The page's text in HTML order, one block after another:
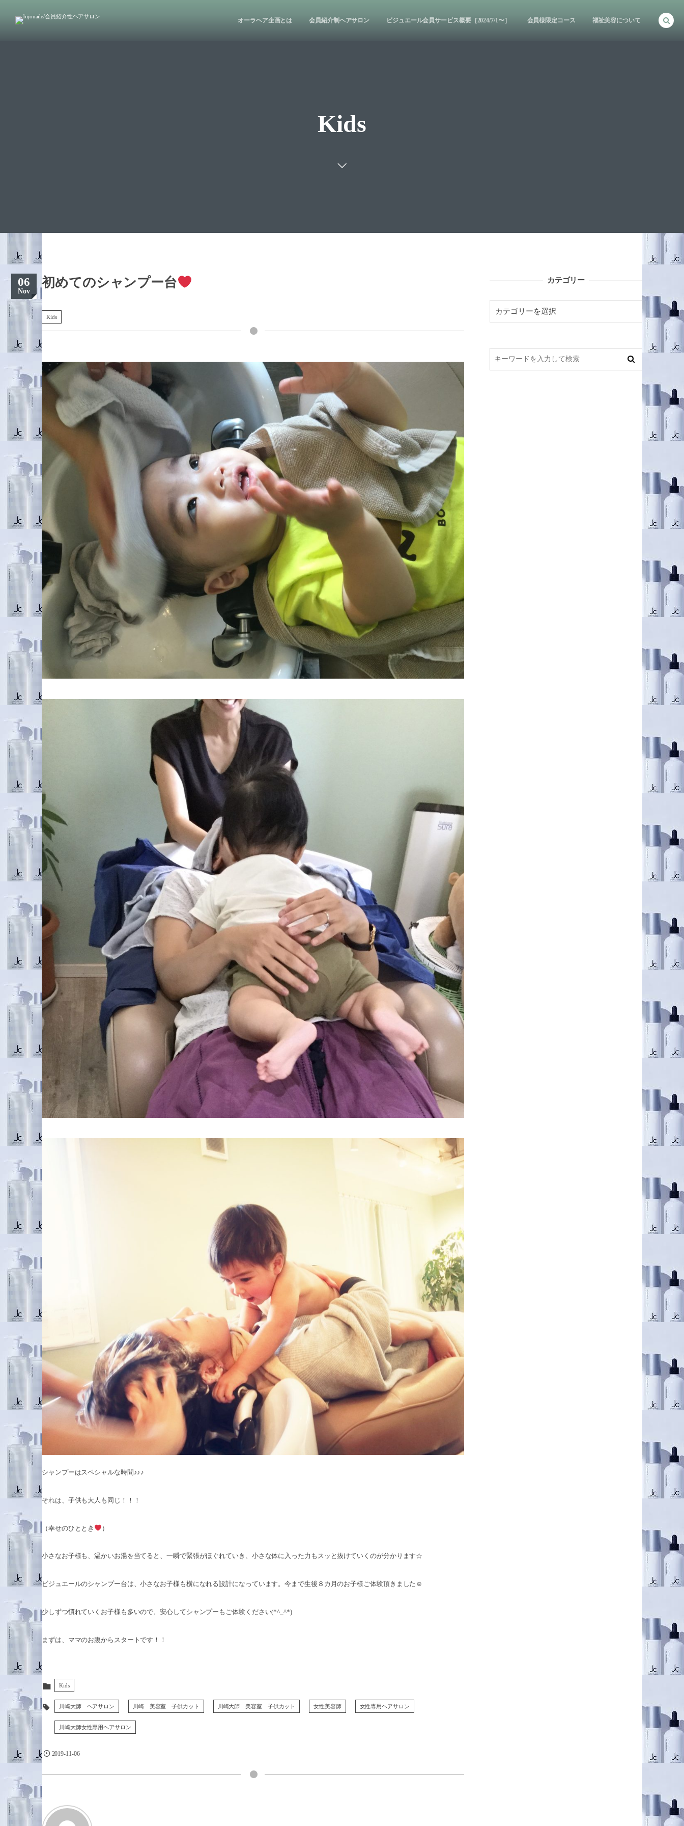
オーラヘア企画とは 会員紹介制ヘアサロン ビジュエール会員サービス概要［2024/7/1〜］ 会員様限定コース 福祉美容について
Kids
06
Nov
初めてのシャンプー台
Kids
シャンプーはスペシャルな時間♪♪♪
それは、子供も大人も同じ！！！
（幸せのひととき ）
小さなお子様も、温かいお湯を当てると、一瞬で緊張がほぐれていき、小さな体に入った力もスッと抜けていくのが分かります☆
ビジュエールのシャンプー台は、小さなお子様も横になれる設計になっています。今まで生後８カ月のお子様ご体験頂きました☺
少しずつ慣れていくお子様も多いので、安心してシャンプーもご体験ください(*^_^*)
まずは、ママのお腹からスタートです！！
Kids
川崎大師 ヘアサロン 川崎 美容室 子供カット 川崎大師 美容室 子供カット 女性美容師 女性専用ヘアサロン
川崎大師女性専用ヘアサロン
2019-11-06
カテゴリー